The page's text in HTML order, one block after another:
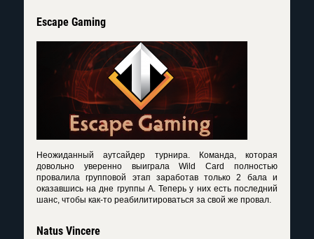
Escape Gaming
Неожиданный аутсайдер турнира. Команда, которая
довольно уверенно выиграла Wild Card полностью
провалила групповой этап заработав только 2 бала и
оказавшись на дне группы A. Теперь у них есть последний
шанс, чтобы как-то реабилитироваться за свой же провал.
Natus Vincere